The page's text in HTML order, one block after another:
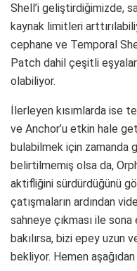
Shell’i geliştirdiğimizde,
kaynak limitleri
cephane ve Temporal
Patch dahil çeşitli
olabiliyor.
İlerleyen kısımlarda ise
ve Anchor’u etkin hale
bulabilmek için zamanda
belirtilmemiş olsa da,
aktifliğini sürdürdüğünü
çatışmaların ardından
sahneye çıkması ile sona
bakılırsa, bizi epey uzun
bekliyor. Hemen